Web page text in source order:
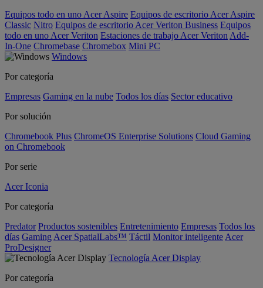
Equipos todo en uno Acer Aspire Equipos de escritorio Acer Aspire
Classic Nitro Equipos de escritorio Acer Veriton Business Equipos
todo en uno Acer Veriton Estaciones de trabajo Acer Veriton Add-
In-One Chromebase Chromebox Mini PC
Windows
Por categoría
Empresas Gaming en la nube Todos los días Sector educativo
Por solución
Chromebook Plus ChromeOS Enterprise Solutions Cloud Gaming
on Chromebook
Por serie
Acer Iconia
Por categoría
Predator Productos sostenibles Entretenimiento Empresas Todos los
días Gaming Acer SpatialLabs™ Táctil Monitor inteligente Acer
ProDesigner
Tecnología Acer Display
Por categoría